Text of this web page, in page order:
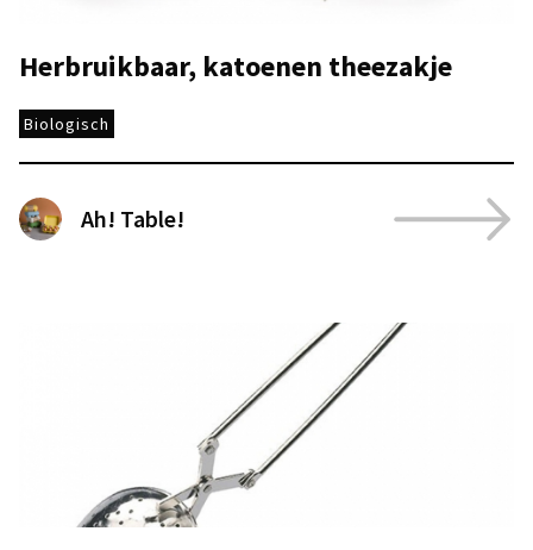
Herbruikbaar, katoenen theezakje
Biologisch
Ah! Table!